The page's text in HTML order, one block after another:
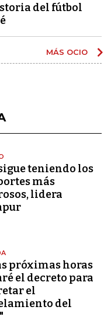
del fútbol
MÁS OCIO
teniendo los
más
lidera
próximas horas
el decreto para
el
del